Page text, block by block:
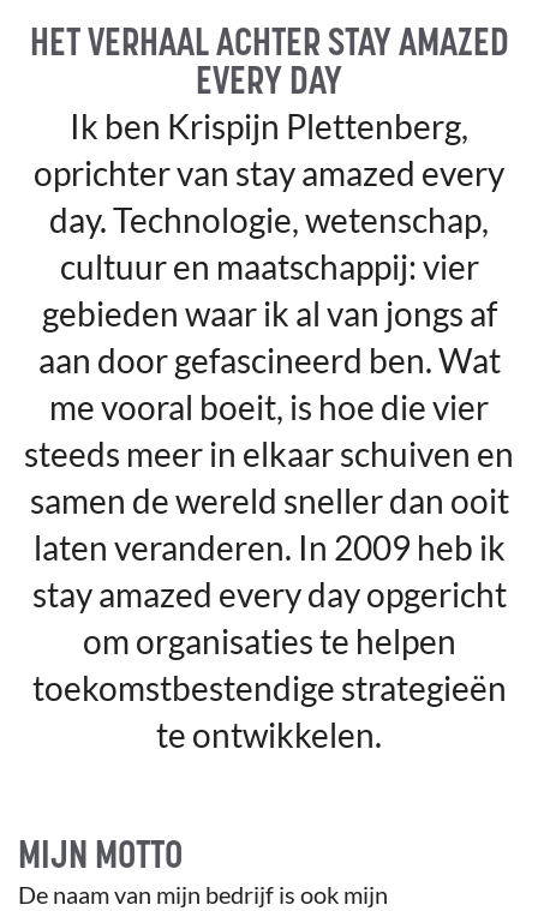
HET VERHAAL ACHTER STAY AMAZED
EVERY DAY
Ik ben Krispijn Plettenberg,
oprichter van stay amazed every
day. Technologie, wetenschap,
cultuur en maatschappij: vier
gebieden waar ik al van jongs af
aan door gefascineerd ben. Wat
me vooral boeit, is hoe die vier
steeds meer in elkaar schuiven en
samen de wereld sneller dan ooit
laten veranderen. In 2009 heb ik
stay amazed every day opgericht
om organisaties te helpen
toekomstbestendige strategieën
te ontwikkelen.
MIJN MOTTO
De naam van mijn bedrijf is ook mijn